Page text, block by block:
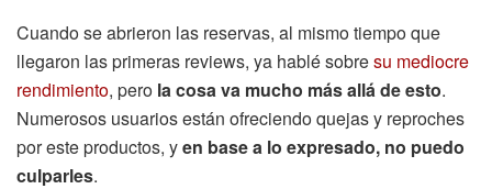
Cuando se abrieron las reservas, al mismo tiempo que
llegaron las primeras reviews, ya hablé sobresu mediocre
rendimiento, pero la cosa va mucho más allá de esto.
Numerosos usuarios están ofreciendo quejas y reproches
por este productos, yen base a lo expresado, no puedo
culparles.